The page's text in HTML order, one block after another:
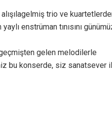
trio ve
enstrüman tınısını
gelen melodilerle
bu konserde, siz sanatsever